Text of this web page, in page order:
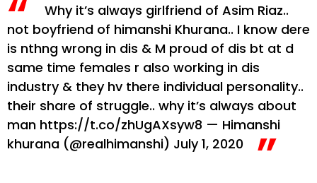
Why it’s always girlfriend of Asim Riaz..
not boyfriend of himanshi Khurana.. I know dere
is nthng wrong in dis & M proud of dis bt at d
same time females r also working in dis
industry & they hv there individual personality..
their share of struggle.. why it’s always about
man https://t.co/zhUgAXsyw8 — Himanshi
khurana (@realhimanshi) July 1, 2020